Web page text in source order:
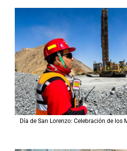
Día de San Lorenzo: Celebración de los